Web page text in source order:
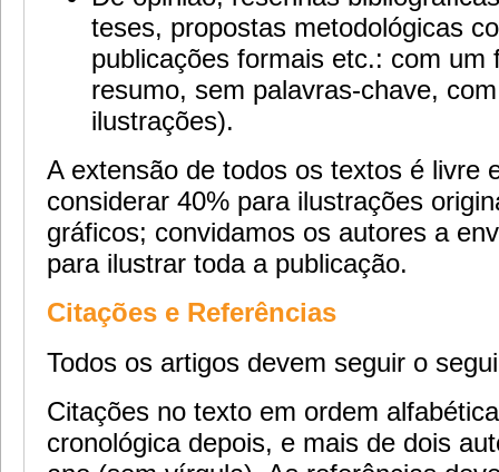
teses, propostas metodológicas
publicações formais etc.: com um
resumo, sem palavras-chave,
ilustrações).
A extensão de todos os textos é livre
considerar 40% para ilustrações
gráficos; convidamos os autores a
para ilustrar toda a publicação.
Citações e Referências
Todos os artigos devem seguir o
Citações no texto em ordem
cronológica depois, e mais de dois